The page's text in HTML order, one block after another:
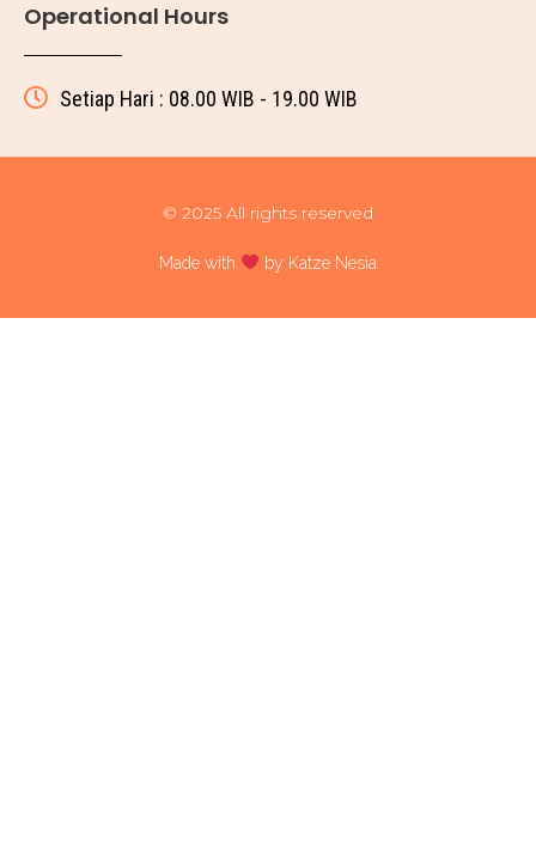
Operational Hours
Setiap Hari : 08.00 WIB - 19.00 WIB
© 2025 All rights reserved
Made with by Katze Nesia